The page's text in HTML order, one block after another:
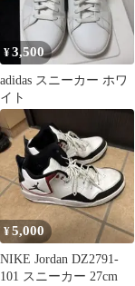
¥3,500
adidas スニーカー ホワ
イト
¥5,000
NIKE Jordan DZ2791-
101 スニーカー 27cm